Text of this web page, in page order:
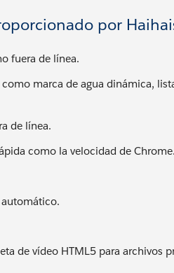
por
fuera de línea.
marca de agua dinámica,
de línea.
como la velocidad de Chrome.
de vídeo HTML5 para archivos